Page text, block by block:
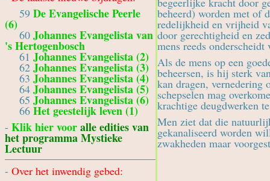
59 De Evangelische Peerle
(6)
60 Johannes Evangelista van
's Hertogenbosch
61 Johannes Evangelista (2)
62 Johannes Evangelista (3)
63 Johannes Evangelista (4)
64 Johannes Evangelista (5)
65 Johannes Evangelista (6)
66 Het geestelijk leven (1)
- Klik hier vooralle edities van
het programma Mystieke
Lectuur
- Over het inwendig gebed:
beheerd) worden met of
redelijkheid en vrijheid
door gerechtigheid en
mens reeds onderscheidt
Als de mens op een
beheersen, is hij sterk
kan dragen, vernedering
schepselen mag
krachtige deugdwerken
Men ziet dat die
gekanaliseerd worden
zwakheden maar